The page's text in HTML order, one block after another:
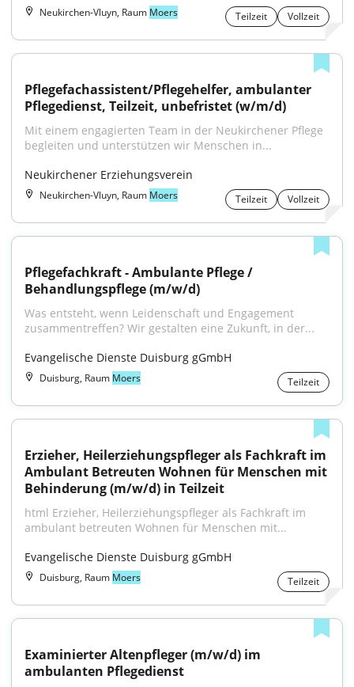
Neukirchen-Vluyn, Raum Moers Teilzeit Vollzeit
Pflegefachassistent/Pflegehelfer, ambulanter
Pflegedienst, Teilzeit, unbefristet (w/m/d)
Mit einem engagierten Team in der Neukirchener Pflege
begleiten und unterstützen wir Menschen in...
Neukirchener Erziehungsverein
Neukirchen-Vluyn, Raum Moers Teilzeit Vollzeit
Pflegefachkraft - Ambulante Pflege /
Behandlungspflege (m/w/d)
Was entsteht, wenn Leidenschaft und Engagement
zusammentreffen? Wir gestalten eine Zukunft, in der...
Evangelische Dienste Duisburg gGmbH
Duisburg, Raum Moers Teilzeit
Erzieher, Heilerziehungspfleger als Fachkraft im
Ambulant Betreuten Wohnen für Menschen mit
Behinderung (m/w/d) in Teilzeit
html Erzieher, Heilerziehungspfleger als Fachkraft im
ambulant betreuten Wohnen für Menschen mit...
Evangelische Dienste Duisburg gGmbH
Duisburg, Raum Moers Teilzeit
Examinierter Altenpfleger (m/w/d) im
ambulanten Pflegedienst